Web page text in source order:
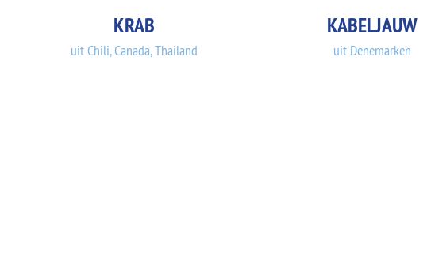
KRAB
uit Chili, Canada, Thailand
KABELJAUW
uit Denemarken